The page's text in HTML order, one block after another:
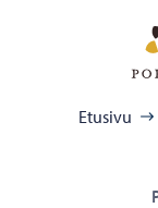
Etusivu